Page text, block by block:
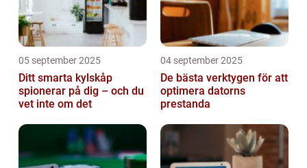
05 september 2025
Ditt smarta kylskåp
spionerar på dig – och du
vet inte om det
04 september 2025
De bästa verktygen för att
optimera datorns
prestanda